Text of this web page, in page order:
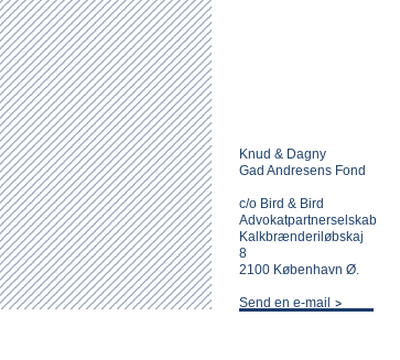
Knud & Dagny
Gad Andresens Fond
c/o Bird & Bird
Advokatpartnerselskab
Kalkbrænderiløbskaj
8
2100 København Ø.
Send en e-mail